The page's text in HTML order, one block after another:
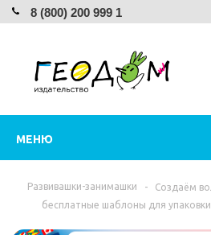
8 (800) 200 999 1
МЕНЮ
Развивашки-занимашки -
Создаём
бесплатные шаблоны для